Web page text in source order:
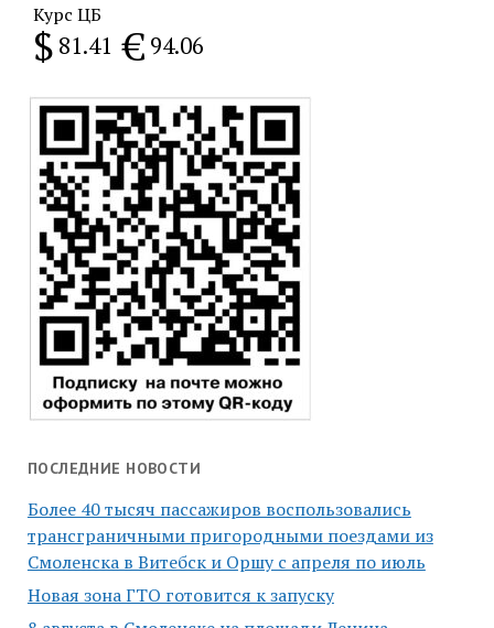
Курс ЦБ
$ 81.41 € 94.06
ПОСЛЕДНИЕ НОВОСТИ
Более 40 тысяч пассажиров воспользовались
трансграничными пригородными поездами из
Смоленска в Витебск и Оршу с апреля по июль
Новая зона ГТО готовится к запуску